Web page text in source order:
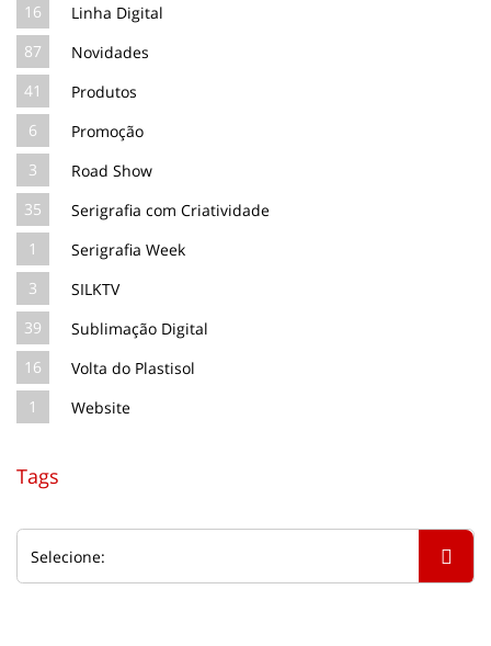
16
Linha Digital
87
Novidades
41
Produtos
6
Promoção
3
Road Show
35
Serigrafia com Criatividade
1
Serigrafia Week
3
SILKTV
39
Sublimação Digital
16
Volta do Plastisol
1
Website
Tags